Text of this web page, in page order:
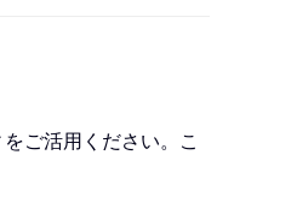
ご活用ください。こ